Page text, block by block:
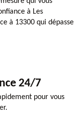
à Les
à 13300 qui dépasse
24/7
pour vous